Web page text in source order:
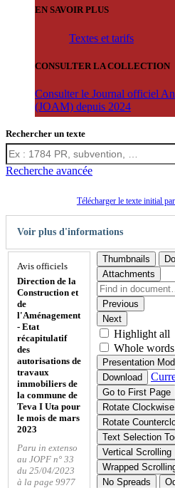
EN SAVOIR PLUS
Textes et tarifs
CONSULTER LA COLLECTION
Consulter le Journal officiel
(JOAM) depuis 2024
Rechercher un texte
Recherche avancée
Télécharger le texte initial
Voir plus d'informations
Avis officiels
Direction de la
Construction et
de
l'Aménagement
- Etat
récapitulatif
des
autorisations de
travaux
immobiliers de
la commune de
Teva I Uta pour
le mois de mars
2023
Paru in extenso
au JOPF n° 33
du 25/04/2023
à la page 9977
Thumbnails
Attachments
Previous
Next
Highlight all
Whole words
Presentation
Download
Go to First Page
Rotate Clockwise
Rotate
Text Selection
Vertical Scrolling
Wrapped
No Spreads